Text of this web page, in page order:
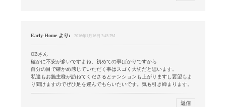
Early-Home より: 2016年1月16日 3:45 PM
OBさん
確かに不安が多いですよね。初めての事ばかりですから
自分の目で確かめ感じていただく事はスゴく大切だと思います。
私達もお施主様が訪ねてくださるとテンションも上がりますし要望もよ
り聞けますのでぜひ足を運んでもらいたいです。気も引き締まります。
返信